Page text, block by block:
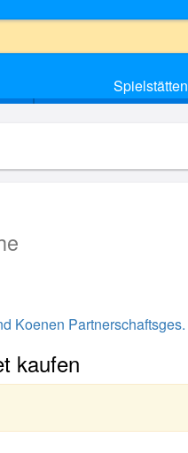
Spielstätten
Koenen Partnerschaftsges.
kaufen